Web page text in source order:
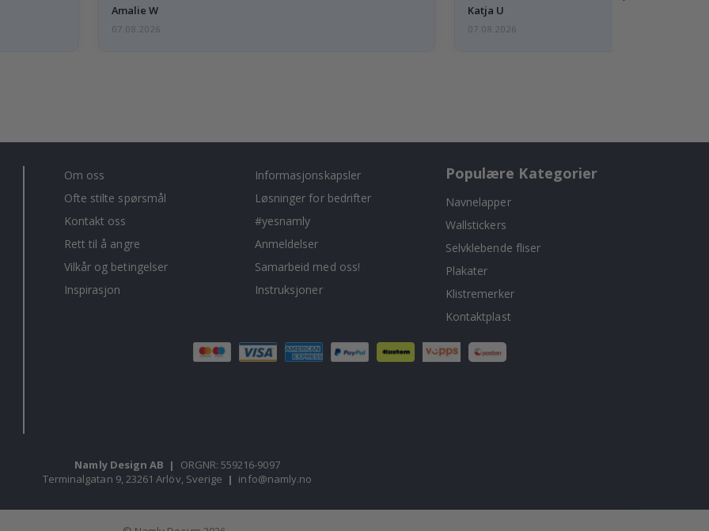
Amalie W
07.08.2026
Katja U
07.08.2026
Om oss
Ofte stilte spørsmål
Kontakt oss
Rett til å angre
Vilkår og betingelser
Inspirasjon
Informasjonskapsler
Løsninger for bedrifter
#yesnamly
Anmeldelser
Samarbeid med oss!
Instruksjoner
Populære Kategorier
Navnelapper
Wallstickers
Selvklebende fliser
Plakater
Klistremerker
Kontaktplast
Namly Design AB |
ORGNR: 559216-9097
Terminalgatan 9, 23261 Arlöv, Sverige | info@namly.no